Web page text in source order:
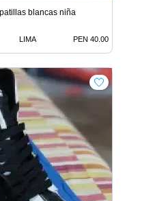
blancas niña
LIMA PEN 40.00